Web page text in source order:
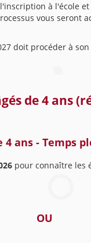
à l'école
vous seront
doit procéder à
de 4 ans
ans - Temps
pour connaître les
OU